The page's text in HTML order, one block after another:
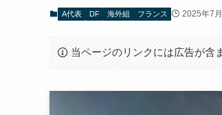
A代表 DF 海外組 フランス 2025年7
当ページのリンクには広告が含